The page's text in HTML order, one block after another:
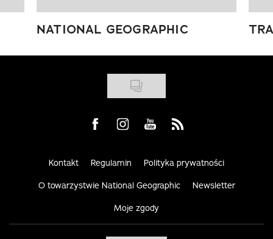
NATIONAL GEOGRAPHIC
Visit us on Facebook
Visit us on Instagram
Visit us on Youtube
Visit us on Rss
Kontakt Regulamin Polityka prywatności
O towarzystwie National Geographic Newsletter
Moje zgody